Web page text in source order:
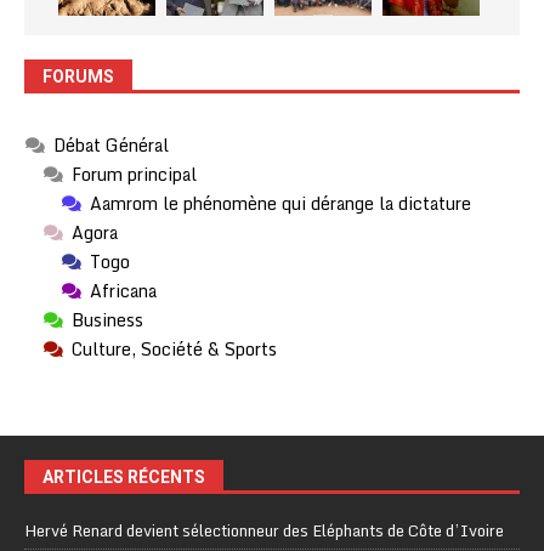
FORUMS
Débat Général
Forum principal
Aamrom le phénomène qui dérange la dictature
Agora
Togo
Africana
Business
Culture, Société & Sports
ARTICLES RÉCENTS
Hervé Renard devient sélectionneur des Eléphants de Côte d’Ivoire